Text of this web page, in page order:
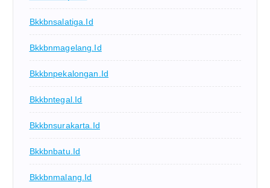
Bkkbnsalatiga.id
Bkkbnmagelang.id
Bkkbnpekalongan.id
Bkkbntegal.id
Bkkbnsurakarta.id
Bkkbnbatu.id
Bkkbnmalang.id